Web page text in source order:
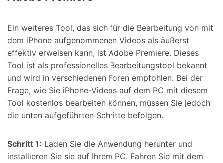
Ein weiteres Tool, das sich für die Bearbeitung von mit
dem iPhone aufgenommenen Videos als äußerst
effektiv erweisen kann, ist Adobe Premiere. Dieses
Tool ist als professionelles Bearbeitungstool bekannt
und wird in verschiedenen Foren empfohlen. Bei der
Frage, wie Sie iPhone-Videos auf dem PC mit diesem
Tool kostenlos bearbeiten können, müssen Sie jedoch
die unten aufgeführten Schritte befolgen.
Schritt 1: Laden Sie die Anwendung herunter und
installieren Sie sie auf Ihrem PC. Fahren Sie mit dem